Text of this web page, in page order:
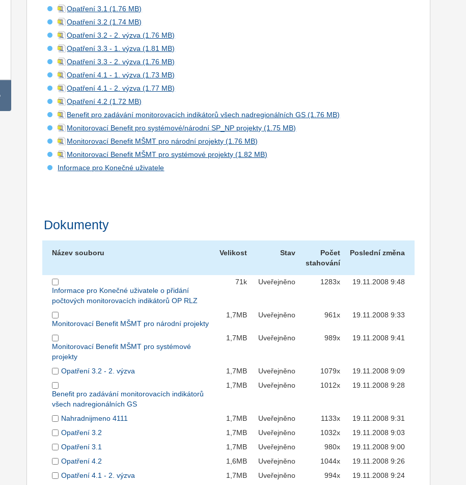
Opatření 3.1
Opatření 3.2
Opatření 3.2 - 2. výzva
Opatření 3.3 - 1. výzva
Opatření 3.3 - 2. výzva
Opatření 4.1 - 1. výzva
Opatření 4.1 - 2. výzva
Opatření 4.2
Benefit pro zadávání monitorovacích indikátorů všech nadregionálních GS
Monitorovací Benefit pro systémové/národní SP_NP projekty
Monitorovací Benefit MŠMT pro národní projekty
Monitorovací Benefit MŠMT pro systémové projekty
Informace pro Konečné uživatele
Dokumenty
Název souboru Velikost Stav
Počet
stahování
Poslední změna
Informace pro Konečné uživatele o přidání
počtových monitorovacích indikátorů OP RLZ
71k Uveřejněno 1283x 19.11.2008 9:48
Monitorovací Benefit MŠMT pro národní projekty
1,7MB Uveřejněno 961x 19.11.2008 9:33
Monitorovací Benefit MŠMT pro systémové
projekty
1,7MB Uveřejněno 989x 19.11.2008 9:41
Opatření 3.2 - 2. výzva 1,7MB Uveřejněno 1079x 19.11.2008 9:09
Benefit pro zadávání monitorovacích indikátorů
všech nadregionálních GS
1,7MB Uveřejněno 1012x 19.11.2008 9:28
Nahradnijmeno 4111 1,7MB Uveřejněno 1133x
19.11.2008 9:31
Opatření 3.2
1,7MB Uveřejněno 1032x
19.11.2008 9:03
Opatření 3.1
1,7MB Uveřejněno 980x
19.11.2008 9:00
Opatření 4.2
1,6MB Uveřejněno 1044x
19.11.2008 9:26
Opatření 4.1 - 2. výzva
1,7MB Uveřejněno 994x
19.11.2008 9:24